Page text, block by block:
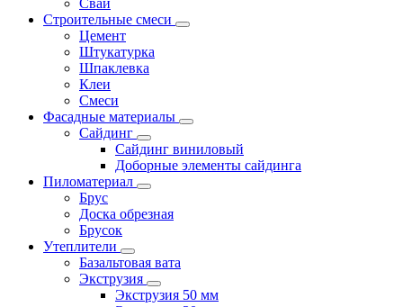
Сваи
Строительные смеси
Цемент
Штукатурка
Шпаклевка
Клеи
Смеси
Фасадные материалы
Сайдинг
Сайдинг виниловый
Доборные элементы сайдинга
Пиломатериал
Брус
Доска обрезная
Брусок
Утеплители
Базальтовая вата
Экструзия
Экструзия 50 мм